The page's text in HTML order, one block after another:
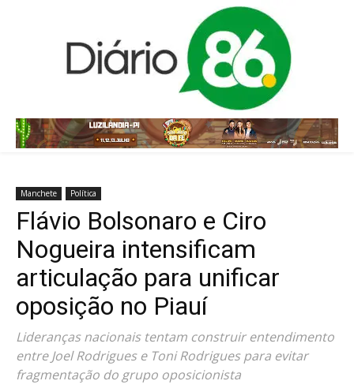
Manchete Política
Flávio Bolsonaro e Ciro
Nogueira intensificam
articulação para unificar
oposição no Piauí
Lideranças nacionais tentam construir entendimento
entre Joel Rodrigues e Toni Rodrigues para evitar
fragmentação do grupo oposicionista